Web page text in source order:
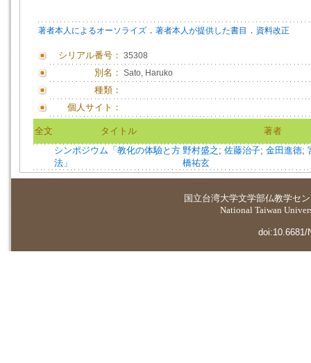
著者本人によるオーソライズ ． 著者本人が提供した書目 ． 資料改正
シリアル番号： 35308
別名： Sato, Haruko
種類：
個人サイト：
全文 タイトル
著者
シンポジウム「教化の体驗と方
法」
野村盛之 ; 佐藤治子; 金田進徳;
橋祐玄
国立台湾大学文学部仏教学セ
National Taiwan
doi:10.6681/